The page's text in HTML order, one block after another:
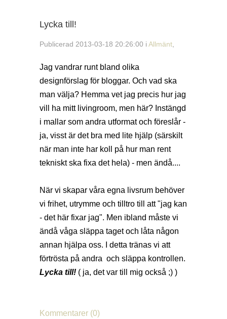
Lycka till!
Publicerad 2013-03-18 20:26:00 i Allmänt
Jag vandrar runt bland olika
designförslag för bloggar. Och vad ska
man välja? Hemma vet jag precis hur jag
vill ha mitt livingroom, men här? Instängd
i mallar som andra utformat och föreslår -
ja, visst är det bra med lite hjälp (särskilt
när man inte har koll på hur man rent
tekniskt ska fixa det hela) - men ändå....
När vi skapar våra egna livsrum behöver
vi frihet, utrymme och tilltro till att "jag kan
- det här fixar jag". Men ibland måste vi
ändå våga släppa taget och låta någon
annan hjälpa oss. I detta tränas vi att
förtrösta på andra och släppa kontrollen.
Lycka till! ( ja, det var till mig också ;) )
Kommentarer (0)